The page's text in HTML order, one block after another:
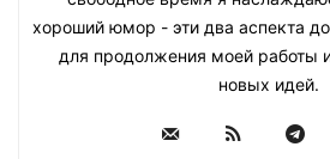
хороший юмор - эти два аспекта
для продолжения моей работы
новых идей.